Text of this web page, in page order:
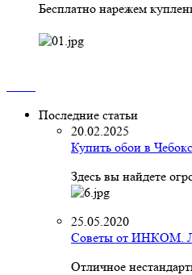
Бесплатно нарежем
Последние статьи
20.02.2025
Купить обои в
Здесь вы найдете
25.05.2020
Советы от ИНКОМ.
Отличное